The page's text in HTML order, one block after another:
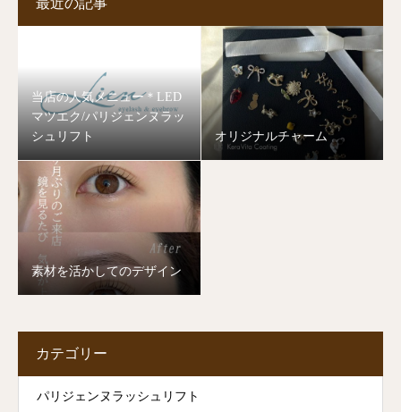
最近の記事
当店の人気メニュー＊LED
マツエク/パリジェンヌラッ
シュリフト
オリジナルチャーム
素材を活かしてのデザイン
カテゴリー
パリジェンヌラッシュリフト